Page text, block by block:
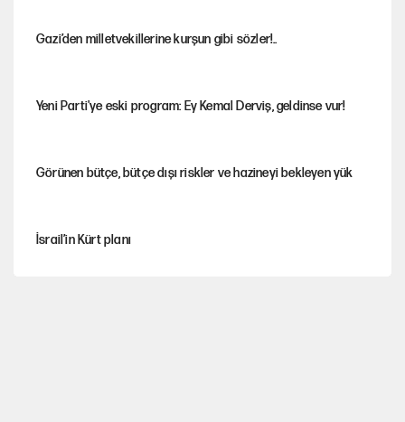
Gazi’den milletvekillerine kurşun gibi sözler!..
Yeni Parti'ye eski program: Ey Kemal Derviş, geldinse vur!
Görünen bütçe, bütçe dışı riskler ve hazineyi bekleyen yük
İsrail’in Kürt planı